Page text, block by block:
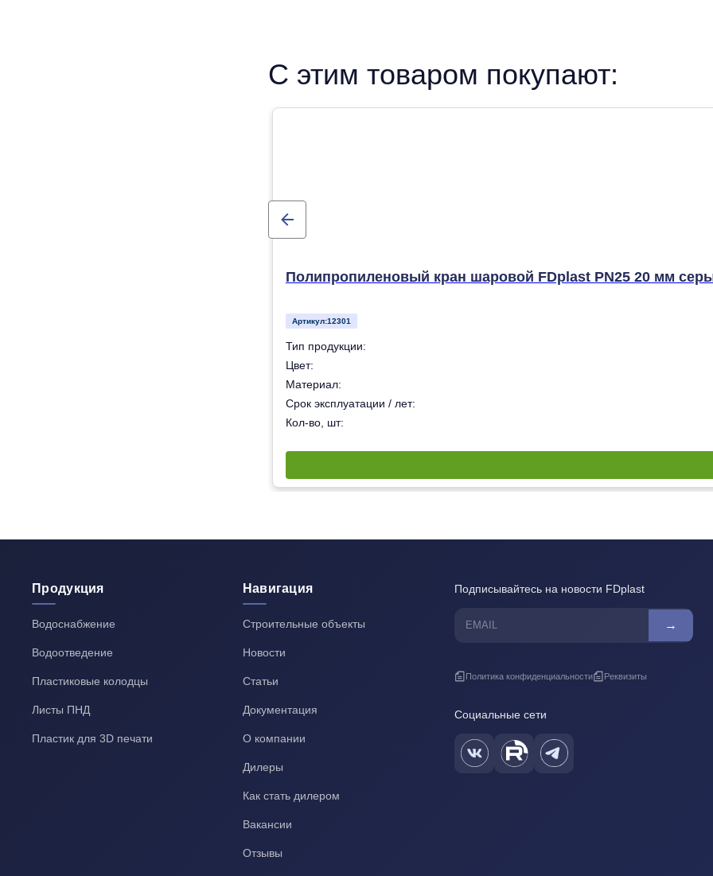
С этим товаром покупают:
Полипропиленовый кран шаровой FDplast PN25 20 мм
Артикул:12301
Тип продукции:
Цвет:
Материал:
Срок эксплуатации / лет:
Кол-во, шт:
Продукция
Водоснабжение
Водоотведение
Пластиковые колодцы
Листы ПНД
Пластик для 3D печати
Навигация
Строительные объекты
Новости
Статьи
Документация
О компании
Дилеры
Как стать дилером
Вакансии
Отзывы
Подписывайтесь на новости FDplast
→
Политика конфиденциальности Реквизиты
Социальные сети